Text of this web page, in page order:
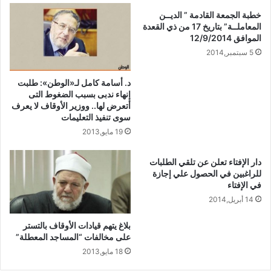
وَأَحْسَنُ تَأْوِيلًا} [النساء:59].
هذا التجمع الروحي والعقدي والفكري على
الأصول لا يمنع من التجمع الجسدي،
والبدني، ولا يحرم الاختلاف في الفروع؛
لأن الاختلاف: هو ما يتعذر معه الائتلاف
والجمع، وليست كذلك مسائل الاجتهاد
والفروع الفقهية؛ لأن الاختلاف فيها يسبب
استخراج الفرائض ودقائق معاني الشرع،
وكان الصحابة (رضوان الله عليهم)
يختلفون في أحكام الحوادث، والفروع
الفقهية، وهم مع ذلك متآلفون مجتمعون،
وقد نهجت الشريعة الإسلامية طرقًا شتى
في الدعوة إلى الاتحاد والتجمع، والبعد عن
التفرق والتشرذم، كالتالي:
خطبة الجمعة القادمة ” الديــن
المعاملــة” بتاريخ 17 من ذي القعدة
الموافق 12/9/2014
5 سبتمبر,2014
د. أسامة كامل لـ«الوطن»: طلبت
إنهاء ندبى بسبب الضغوط التى
أتعرض لها.. ووزير الأوقاف لا يعرف
سوى تنفيذ التعليمات
19 مايو,2013
دار الإفتاء تعلن عن تلقي الطلبات
للراغبين في الحصول علي إجازة
في الإفتاء
14 أبريل,2014
بلاغ يتهم قيادات الأوقاف بالتستر
على مخالفات “المساجد المعطلة”
18 مايو,2013